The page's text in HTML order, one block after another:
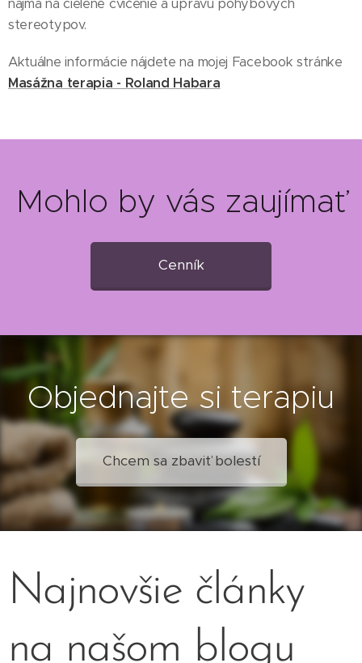
stereotypov.
Aktuálne informácie nájdete na mojej Facebook stránke
Masážna terapia - Roland Habara
Mohlo by vás zaujímať
Cenník
Objednajte si terapiu
Chcem sa zbaviť bolestí
Najnovšie články
na našom blogu